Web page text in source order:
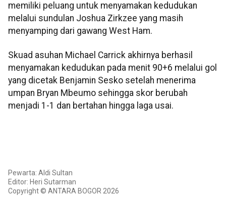
memiliki peluang untuk menyamakan kedudukan
melalui sundulan Joshua Zirkzee yang masih
menyamping dari gawang West Ham.
Skuad asuhan Michael Carrick akhirnya berhasil
menyamakan kedudukan pada menit 90+6 melalui gol
yang dicetak Benjamin Sesko setelah menerima
umpan Bryan Mbeumo sehingga skor berubah
menjadi 1-1 dan bertahan hingga laga usai.
Pewarta: Aldi Sultan
Editor: Heri Sutarman
Copyright © ANTARA BOGOR 2026